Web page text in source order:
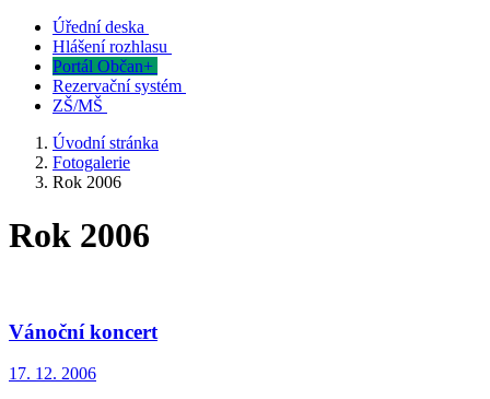
Úřední deska
Hlášení rozhlasu
Portál Občan+
Rezervační systém
ZŠ/MŠ
Úvodní stránka
Fotogalerie
Rok 2006
Rok 2006
Vánoční koncert
17. 12. 2006